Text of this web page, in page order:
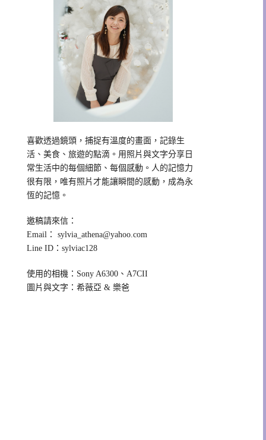
喜歡透過鏡頭，捕捉有溫度的畫面，記錄生
活、美食、旅遊的點滴。用照片與文字分享日
常生活中的每個細節、每個感動。人的記憶力
很有限，唯有照片才能讓瞬間的感動，成為永
恆的記憶。
邀稿請來信：
Email：
sylvia_athena@yahoo.com
Line ID：sylviac128
使用的相機：Sony A6300、A7CII
圖片與文字：希薇亞 & 樂爸